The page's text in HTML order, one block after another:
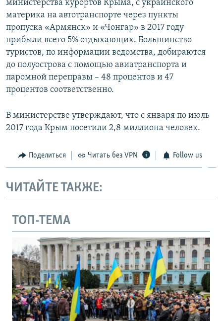
министерства курортов Крыма, с украинского
материка на автотранспорте через пункты
пропуска «Армянск» и «Чонгар» в 2017 году
прибыли всего 5% отдыхающих. Большинство
туристов, по информации ведомства, добираются
до полуострова с помощью авиатранспорта и
паромной переправы – 48 процентов и 47
процентов соответственно.
В министерстве утверждают, что с января по июль
2017 года Крым посетили 2,8 миллиона человек.
Поделиться Читать без VPN Follow us
ЧИТАЙТЕ ТАКЖЕ:
ТОП-ТЕМА